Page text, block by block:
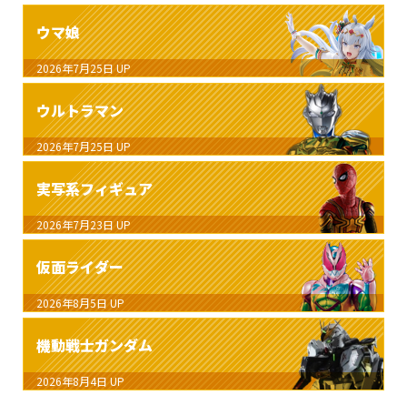
ウマ娘
2026年7月25日 UP
ウルトラマン
2026年7月25日 UP
実写系フィギュア
2026年7月23日 UP
仮面ライダー
2026年8月5日 UP
機動戦士ガンダム
2026年8月4日 UP